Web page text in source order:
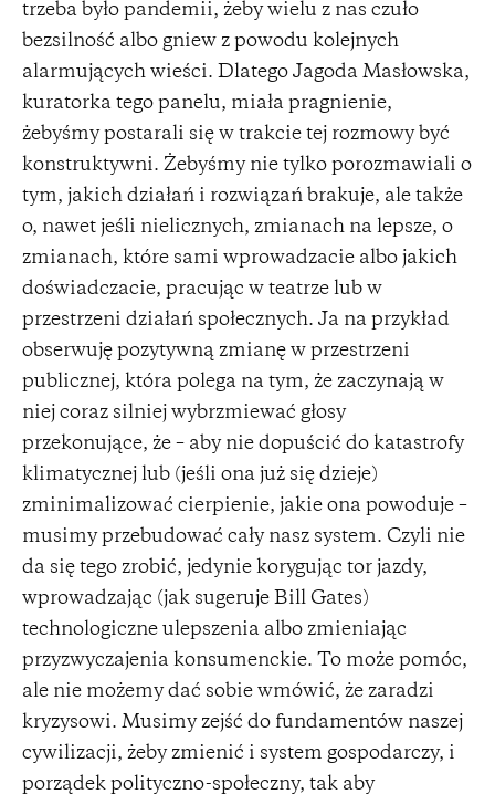
trzeba było pandemii, żeby wielu z nas czuło
bezsilność albo gniew z powodu kolejnych
alarmujących wieści. Dlatego Jagoda Masłowska,
kuratorka tego panelu, miała pragnienie,
żebyśmy postarali się w trakcie tej rozmowy być
konstruktywni. Żebyśmy nie tylko porozmawiali o
tym, jakich działań i rozwiązań brakuje, ale także
o, nawet jeśli nielicznych, zmianach na lepsze, o
zmianach, które sami wprowadzacie albo jakich
doświadczacie, pracując w teatrze lub w
przestrzeni działań społecznych. Ja na przykład
obserwuję pozytywną zmianę w przestrzeni
publicznej, która polega na tym, że zaczynają w
niej coraz silniej wybrzmiewać głosy
przekonujące, że – aby nie dopuścić do katastrofy
klimatycznej lub (jeśli ona już się dzieje)
zminimalizować cierpienie, jakie ona powoduje –
musimy przebudować cały nasz system. Czyli nie
da się tego zrobić, jedynie korygując tor jazdy,
wprowadzając (jak sugeruje Bill Gates)
technologiczne ulepszenia albo zmieniając
przyzwyczajenia konsumenckie. To może pomóc,
ale nie możemy dać sobie wmówić, że zaradzi
kryzysowi. Musimy zejść do fundamentów naszej
cywilizacji, żeby zmienić i system gospodarczy, i
porządek polityczno-społeczny, tak aby